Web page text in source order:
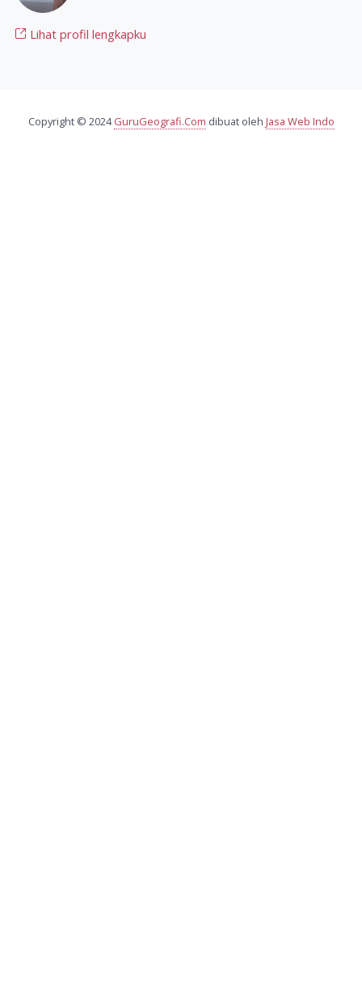
Lihat profil lengkapku
Copyright © 2024GuruGeografi.Com dibuat oleh Jasa Web Indo